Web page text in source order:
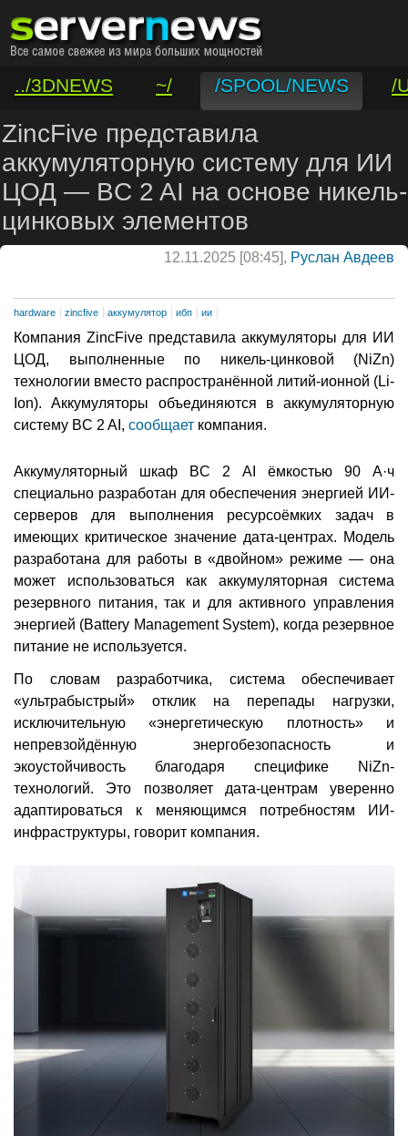
../3DNEWS ~/ /SPOOL/NEWS
/
/VAR/CONTACT
ZincFive представила
аккумуляторную систему для ИИ
ЦОД — BC 2 AI на основе никель-
цинковых элементов
12.11.2025 [08:45], Руслан Авдеев
hardware zincfive аккумулятор ибп ии
Компания ZincFive представила аккумуляторы для ИИ
ЦОД, выполненные по никель-цинковой (NiZn)
технологии вместо распространённой литий-ионной (Li-
Ion). Аккумуляторы объединяются в аккумуляторную
систему BC 2 AI, сообщает компания.
Аккумуляторный шкаф BC 2 AI ёмкостью 90 А·ч
специально разработан для обеспечения энергией ИИ-
серверов для выполнения ресурсоёмких задач в
имеющих критическое значение дата-центрах. Модель
разработана для работы в «двойном» режиме — она
может использоваться как аккумуляторная система
резервного питания, так и для активного управления
энергией (Battery Management System), когда резервное
питание не используется.
По словам разработчика, система обеспечивает
«ультрабыстрый» отклик на перепады нагрузки,
исключительную «энергетическую плотность» и
непревзойдённую энергобезопасность и
экоустойчивость благодаря специфике NiZn-
технологий. Это позволяет дата-центрам уверенно
адаптироваться к меняющимся потребностям ИИ-
инфраструктуры, говорит компания.